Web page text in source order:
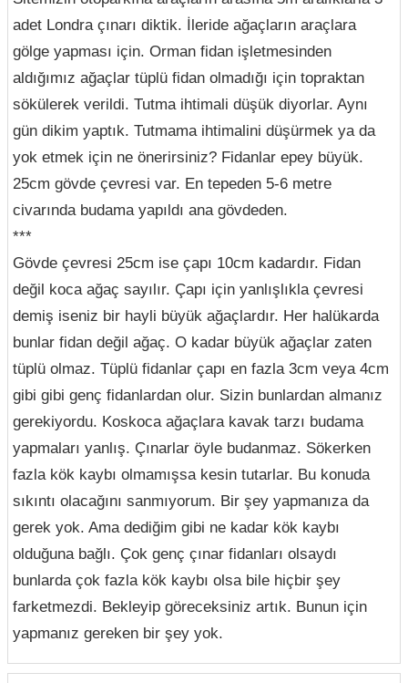
adet Londra çınarı diktik. İleride ağaçların araçlara
gölge yapması için. Orman fidan işletmesinden
aldığımız ağaçlar tüplü fidan olmadığı için topraktan
sökülerek verildi. Tutma ihtimali düşük diyorlar. Aynı
gün dikim yaptık. Tutmama ihtimalini düşürmek ya da
yok etmek için ne önerirsiniz? Fidanlar epey büyük.
25cm gövde çevresi var. En tepeden 5-6 metre
civarında budama yapıldı ana gövdeden.
***
Gövde çevresi 25cm ise çapı 10cm kadardır. Fidan
değil koca ağaç sayılır. Çapı için yanlışlıkla çevresi
demiş iseniz bir hayli büyük ağaçlardır. Her halükarda
bunlar fidan değil ağaç. O kadar büyük ağaçlar zaten
tüplü olmaz. Tüplü fidanlar çapı en fazla 3cm veya 4cm
gibi gibi genç fidanlardan olur. Sizin bunlardan almanız
gerekiyordu. Koskoca ağaçlara kavak tarzı budama
yapmaları yanlış. Çınarlar öyle budanmaz. Sökerken
fazla kök kaybı olmamışsa kesin tutarlar. Bu konuda
sıkıntı olacağını sanmıyorum. Bir şey yapmanıza da
gerek yok. Ama dediğim gibi ne kadar kök kaybı
olduğuna bağlı. Çok genç çınar fidanları olsaydı
bunlarda çok fazla kök kaybı olsa bile hiçbir şey
farketmezdi. Bekleyip göreceksiniz artık. Bunun için
yapmanız gereken bir şey yok.